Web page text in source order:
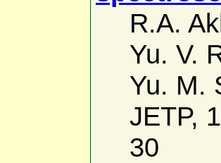
R.A.
Yu. V.
Yu. M.
JETP,
30